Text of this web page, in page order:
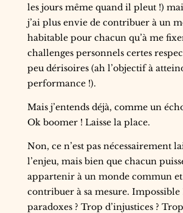
les jours même quand il pleut !)
j’ai plus envie de contribuer à un
habitable pour chacun qu’à me
challenges personnels certes
peu dérisoires (ah l’objectif à
performance !).
Mais j’entends déjà, comme un
Ok boomer ! Laisse la place.
Non, ce n’est pas nécessairement
l’enjeu, mais bien que chacun
appartenir à un monde commun
contribuer à sa mesure. Impossible
paradoxes ? Trop d’injustices ?